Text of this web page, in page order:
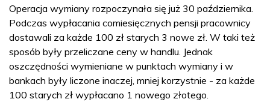
Operacja wymiany rozpoczynała się już 30 października.
Podczas wypłacania comiesięcznych pensji pracownicy
dostawali za każde 100 zł starych 3 nowe zł. W taki też
sposób były przeliczane ceny w handlu. Jednak
oszczędności wymieniane w punktach wymiany i w
bankach były liczone inaczej, mniej korzystnie - za każde
100 starych zł wypłacano 1 nowego złotego.